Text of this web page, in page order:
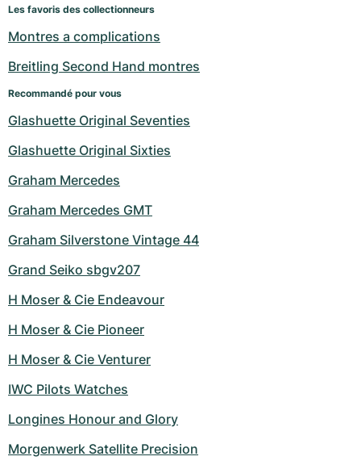
Les favoris des collectionneurs
Montres a complications
Breitling Second Hand montres
Recommandé pour vous
Glashuette Original Seventies
Glashuette Original Sixties
Graham Mercedes
Graham Mercedes GMT
Graham Silverstone Vintage 44
Grand Seiko sbgv207
H Moser & Cie Endeavour
H Moser & Cie Pioneer
H Moser & Cie Venturer
IWC Pilots Watches
Longines Honour and Glory
Morgenwerk Satellite Precision